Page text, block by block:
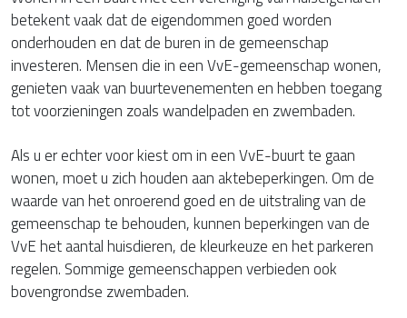
betekent vaak dat de eigendommen goed worden
onderhouden en dat de buren in de gemeenschap
investeren. Mensen die in een VvE-gemeenschap wonen,
genieten vaak van buurtevenementen en hebben toegang
tot voorzieningen zoals wandelpaden en zwembaden.
Als u er echter voor kiest om in een VvE-buurt te gaan
wonen, moet u zich houden aan aktebeperkingen. Om de
waarde van het onroerend goed en de uitstraling van de
gemeenschap te behouden, kunnen beperkingen van de
VvE het aantal huisdieren, de kleurkeuze en het parkeren
regelen. Sommige gemeenschappen verbieden ook
bovengrondse zwembaden.